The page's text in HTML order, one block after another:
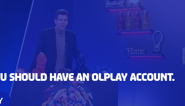
should have an OLPlay account.